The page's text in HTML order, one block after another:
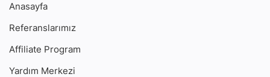
Anasayfa
Referanslarımız
Affiliate Program
Yardım Merkezi